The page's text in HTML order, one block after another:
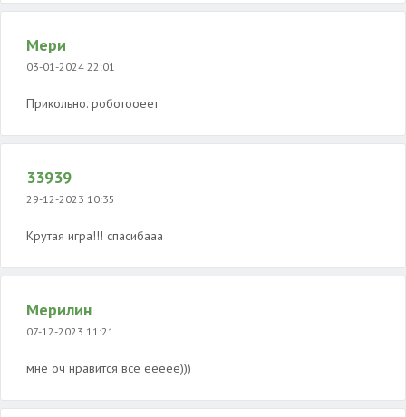
Мери
03-01-2024 22:01
Прикольно. роботооеет
33939
29-12-2023 10:35
Крутая игра!!! спасибааа
Мерилин
07-12-2023 11:21
мне оч нравится всё еееее)))